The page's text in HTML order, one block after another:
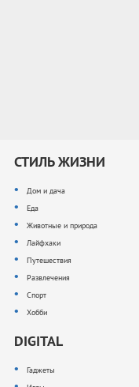
СТИЛЬ ЖИЗНИ
Дом и дача
Еда
Животные и природа
Лайфхаки
Путешествия
Развлечения
Спорт
Хобби
DIGITAL
Гаджеты